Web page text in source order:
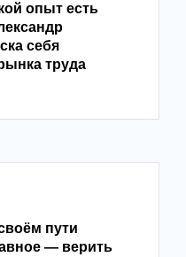
опыт есть
себя
труда
пути
— верить